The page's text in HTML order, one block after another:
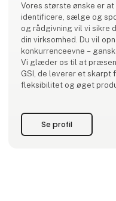
Vores største ønske er
identificere, sælge og
og rådgivning vil vi sikre
din virksomhed. Du vil
konkurrenceevne –
Vi glæder os til at
GSI, de leverer et skarpt
fleksibilitet og øget
Se profil